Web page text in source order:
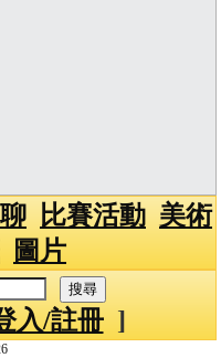
比賽活動 美術
圖片
入/註冊]